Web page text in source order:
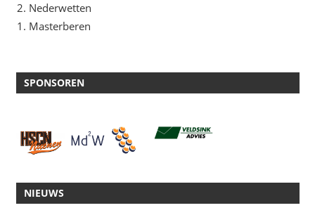
Nederwetten
Masterberen
SPONSOREN
NIEUWS